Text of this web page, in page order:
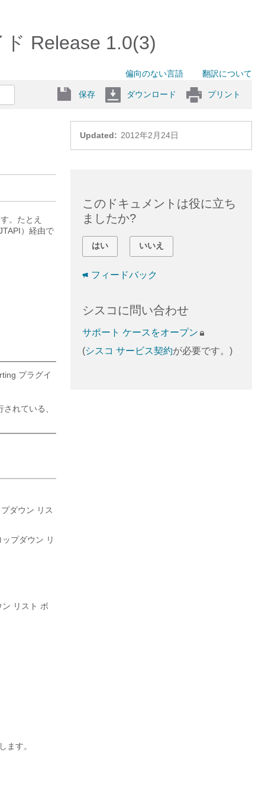
Release 1.0(3)
偏向のない言語 翻訳について
保存 ダウンロード プリント
Updated: 2012年2月24日
。たとえ
）経由で
プラグイ
れている、
ダウン リス
プダウン リ
リスト ボ
ます。
このドキュメントは役に立ち
ましたか?
はい いいえ
フィードバック
シスコに問い合わせ
サポート ケースをオープン
(シスコ サービス契約が必要です。)